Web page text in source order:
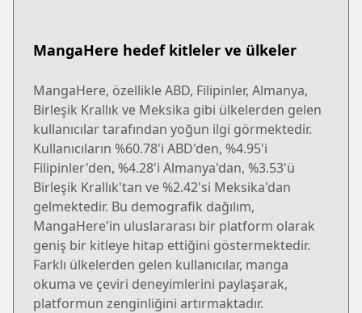
MangaHere hedef kitleler ve ülkeler
MangaHere, özellikle ABD, Filipinler, Almanya,
Birleşik Krallık ve Meksika gibi ülkelerden gelen
kullanıcılar tarafından yoğun ilgi görmektedir.
Kullanıcıların %60.78'i ABD'den, %4.95'i
Filipinler'den, %4.28'i Almanya'dan, %3.53'ü
Birleşik Krallık'tan ve %2.42'si Meksika'dan
gelmektedir. Bu demografik dağılım,
MangaHere'in uluslararası bir platform olarak
geniş bir kitleye hitap ettiğini göstermektedir.
Farklı ülkelerden gelen kullanıcılar, manga
okuma ve çeviri deneyimlerini paylaşarak,
platformun zenginliğini artırmaktadır.